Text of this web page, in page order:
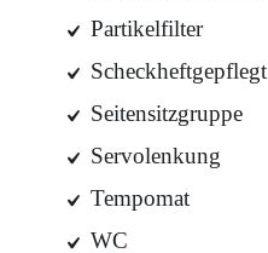
Partikelfilter
Scheckheftgepflegt
Seitensitzgruppe
Servolenkung
Tempomat
WC